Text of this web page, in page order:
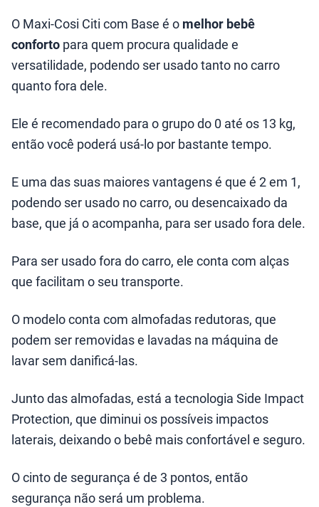
O Maxi-Cosi Citi com Base é o melhor bebê
conforto para quem procura qualidade e
versatilidade, podendo ser usado tanto no carro
quanto fora dele.
Ele é recomendado para o grupo do 0 até os 13 kg,
então você poderá usá-lo por bastante tempo.
E uma das suas maiores vantagens é que é 2 em 1,
podendo ser usado no carro, ou desencaixado da
base, que já o acompanha, para ser usado fora dele.
Para ser usado fora do carro, ele conta com alças
que facilitam o seu transporte.
O modelo conta com almofadas redutoras, que
podem ser removidas e lavadas na máquina de
lavar sem danificá-las.
Junto das almofadas, está a tecnologia Side Impact
Protection, que diminui os possíveis impactos
laterais, deixando o bebê mais confortável e seguro.
O cinto de segurança é de 3 pontos, então
segurança não será um problema.